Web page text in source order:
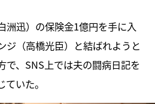
洲迅）の保険金1億円を手に入
ジ（高橋光臣）と結ばれようと
で、SNS上では夫の闘病日記を
いた。